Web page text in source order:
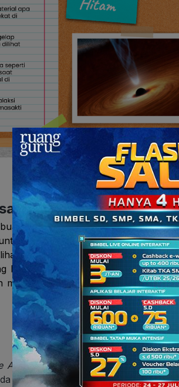
dilihat secara langsung
cahaya bahkan tidak bisa lari
mengetahui lubang hitam secara
pergerakan bintang dan
berada di dekat lubang hitam,
radiasi dalam bentuk
Advances, menyimpulkan ada suara
yang ada di sekitarnya. Meskipun